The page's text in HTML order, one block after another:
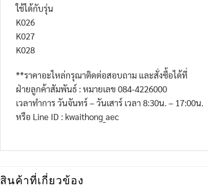
ใช้ได้กับรุ่น
K026
K027
K028
**ราคาอะไหล่กรุณาติดต่อสอบถาม และสั่งซื้อได้ที่
ฝ่ายลูกค้าสัมพันธ์ : หมายเลข 084-4226000
เวลาทำการ วันจันทร์ – วันเสาร์ เวลา 8:30น. – 17:00น.
หรือ Line ID : kwaithong_aec
สินค้าที่เกี่ยวข้อง